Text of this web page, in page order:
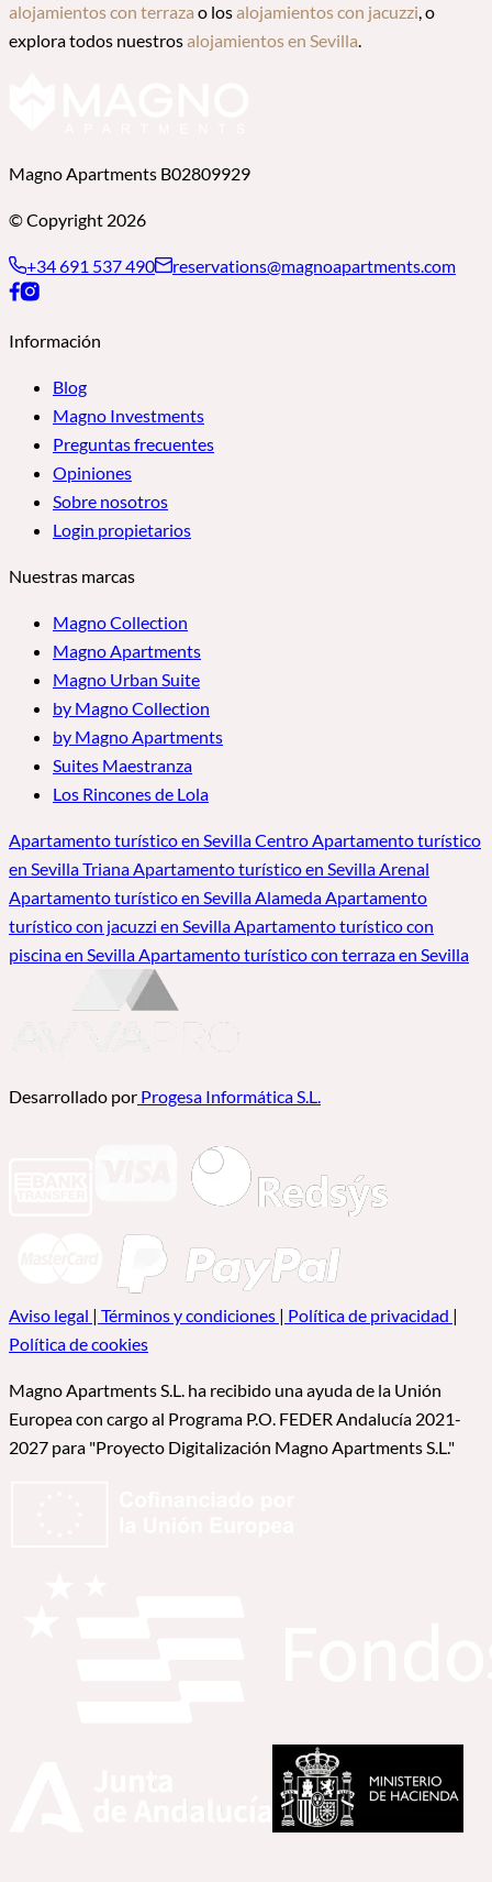
alojamientos con terraza o losalojamientos con jacuzzi, o
explora todos nuestrosalojamientos en Sevilla.
Magno Apartments B02809929
© Copyright 2026
+34 691 537 490 reservations@magnoapartments.com
Información
Blog
Magno Investments
Preguntas frecuentes
Opiniones
Sobre nosotros
Login propietarios
Nuestras marcas
Magno Collection
Magno Apartments
Magno Urban Suite
by Magno Collection
by Magno Apartments
Suites Maestranza
Los Rincones de Lola
Apartamento turístico en Sevilla CentroApartamento turístico
en Sevilla TrianaApartamento turístico en Sevilla Arenal
Apartamento turístico en Sevilla AlamedaApartamento
turístico con jacuzzi en SevillaApartamento turístico con
piscina en SevillaApartamento turístico con terraza en Sevilla
Desarrollado por Progesa Informática S.L.
Aviso legal | Términos y condiciones | Política de privacidad |
Política de cookies
Magno Apartments S.L. ha recibido una ayuda de la Unión
Europea con cargo al Programa P.O. FEDER Andalucía 2021-
2027 para "Proyecto Digitalización Magno Apartments S.L."